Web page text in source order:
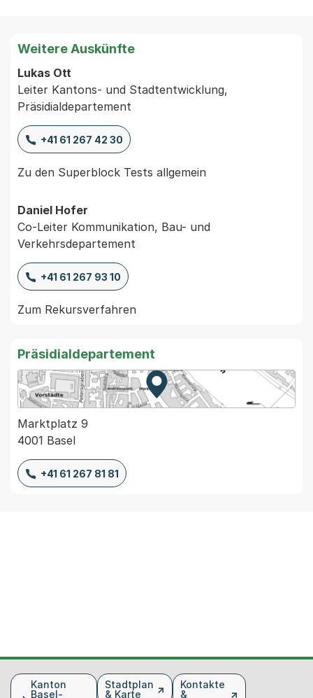
Weitere Auskünfte
Lukas Ott
Leiter Kantons- und Stadtentwicklung,
Präsidialdepartement
+41 61 267 42 30
Zu den Superblock Tests allgemein
Daniel Hofer
Co-Leiter Kommunikation, Bau- und
Verkehrsdepartement
+41 61 267 93 10
Zum Rekursverfahren
Präsidialdepartement
Zur Karte von MapBS.
Externer Link, wird in einem
Marktplatz 9
4001 Basel
+41 61 267 81 81
FusszeileKanton
Basel-
Stadtplan
& Karte
Kontakte
&